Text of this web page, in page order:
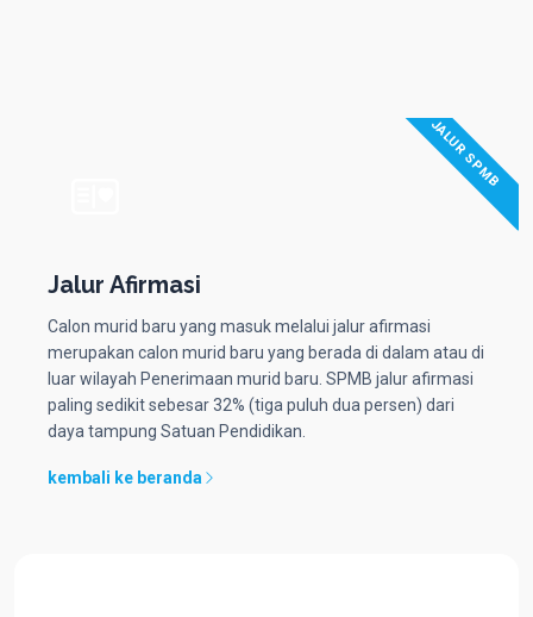
JALUR SPMB
Jalur Afirmasi
Calon murid baru yang masuk melalui jalur afirmasi
merupakan calon murid baru yang berada di dalam atau di
luar wilayah Penerimaan murid baru. SPMB jalur afirmasi
paling sedikit sebesar 32% (tiga puluh dua persen) dari
daya tampung Satuan Pendidikan.
kembali ke beranda